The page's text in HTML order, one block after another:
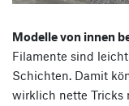
Modelle von innen
Filamente sind
Schichten. Damit
wirklich nette Tricks